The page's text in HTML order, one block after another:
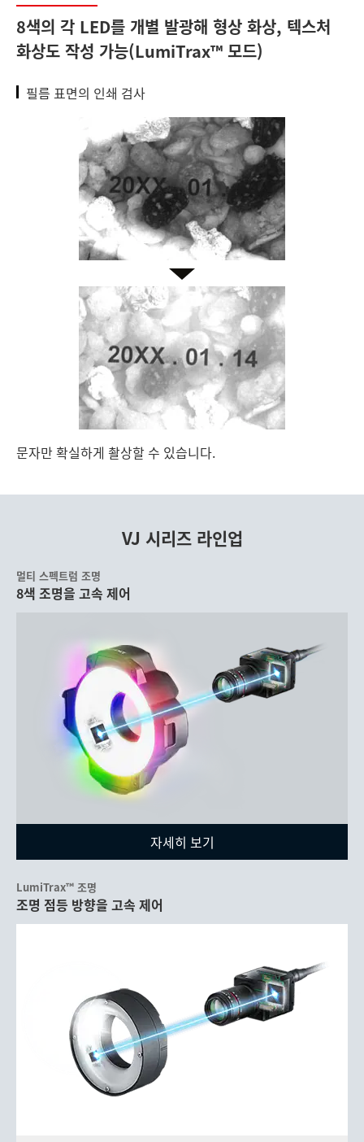
8색의 각 LED를 개별 발광해 형상 화상, 텍스처
화상도 작성 가능(LumiTrax™ 모드)
필름 표면의 인쇄 검사
문자만 확실하게 촬상할 수 있습니다.
VJ 시리즈 라인업
멀티 스펙트럼 조명
8색 조명을 고속 제어
자세히 보기
LumiTrax™ 조명
조명 점등 방향을 고속 제어